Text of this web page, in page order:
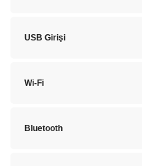
USB Girişi
Wi-Fi
Bluetooth